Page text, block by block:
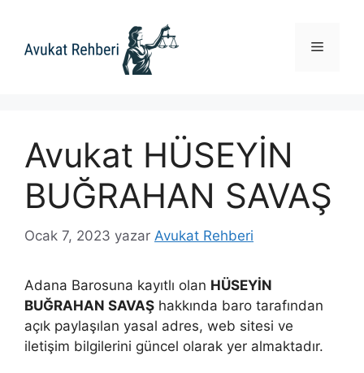
Menü
Avukat HÜSEYİN
BUĞRAHAN SAVAŞ
Ocak 7, 2023 yazar Avukat Rehberi
Adana Barosuna kayıtlı olan HÜSEYİN
BUĞRAHAN SAVAŞ hakkında baro tarafından
açık paylaşılan yasal adres, web sitesi ve
iletişim bilgilerini güncel olarak yer almaktadır.